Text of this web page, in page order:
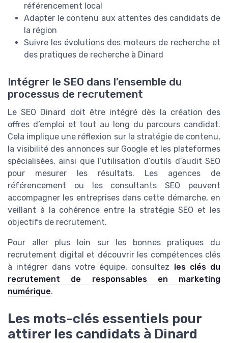
référencement local
Adapter le contenu aux attentes des candidats de
la région
Suivre les évolutions des moteurs de recherche et
des pratiques de recherche à Dinard
Intégrer le SEO dans l’ensemble du
processus de recrutement
Le SEO Dinard doit être intégré dès la création des
offres d’emploi et tout au long du parcours candidat.
Cela implique une réflexion sur la stratégie de contenu,
la visibilité des annonces sur Google et les plateformes
spécialisées, ainsi que l’utilisation d’outils d’audit SEO
pour mesurer les résultats. Les agences de
référencement ou les consultants SEO peuvent
accompagner les entreprises dans cette démarche, en
veillant à la cohérence entre la stratégie SEO et les
objectifs de recrutement.
Pour aller plus loin sur les bonnes pratiques du
recrutement digital et découvrir les compétences clés
à intégrer dans votre équipe, consultez les clés du
recrutement de responsables en marketing
numérique.
Les mots-clés essentiels pour
attirer les candidats à Dinard